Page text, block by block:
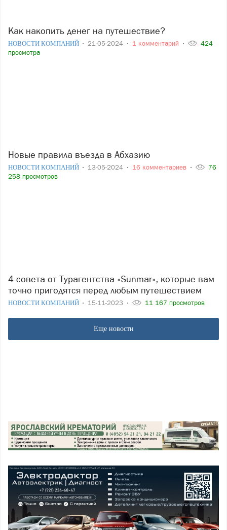
Как накопить денег на путешествие?
НОВОСТИ КОМПАНИЙ 21-05-2024 1 комментарий
424
просмотра
Новые правила въезда в Абхазию
НОВОСТИ КОМПАНИЙ 13-05-2024 16 комментариев
76
258 просмотров
4 совета от Турагентства «Sunmar», которые вам
точно пригодятся перед любым путешествием
НОВОСТИ КОМПАНИЙ 15-11-2023 11 167 просмотров
Еще новости